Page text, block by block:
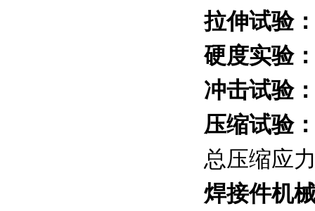
拉伸试验
硬度实验
冲击试验
压缩试验
总压缩应
焊接件机